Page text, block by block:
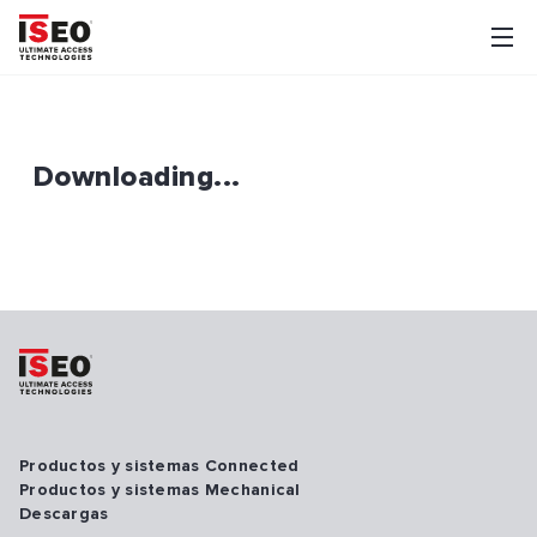
Downloading...
Productos y sistemas Connected
Productos y sistemas Mechanical
Descargas